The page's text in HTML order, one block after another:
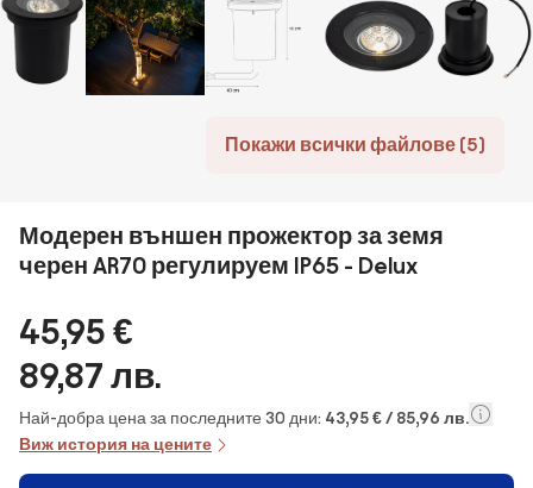
Покажи всички файлове (5)
Модерен външен прожектор за земя
черен AR70 регулируем IP65 - Delux
45,95 €
89,87 лв.
Най-добра цена за последните 30 дни: 43,95 € / 85,96 лв.
Виж история на цените